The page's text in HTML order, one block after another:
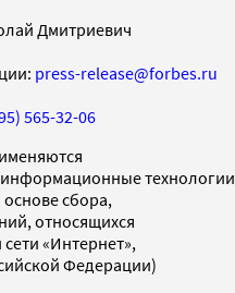
Дмитриевич
press-release@forbes.ru
565-32-06
технологии
сбора,
относящихся
«Интернет»,
Федерации)